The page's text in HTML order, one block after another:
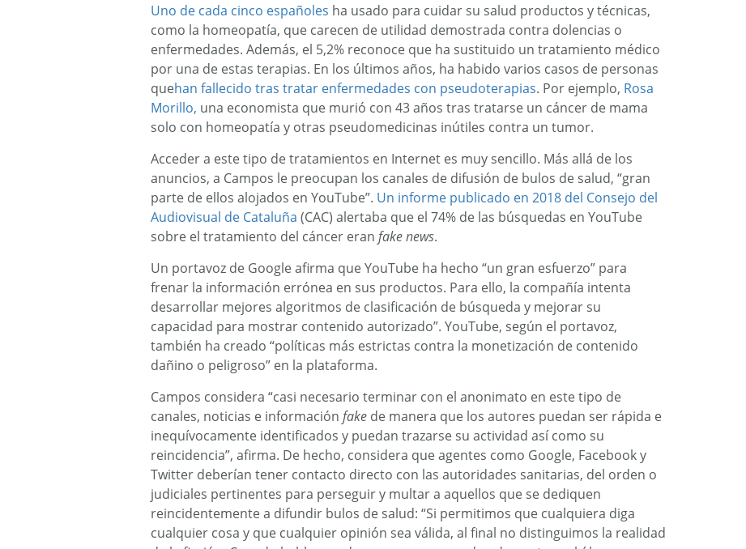
Uno de cada cinco españoles ha usado para cuidar su salud productos y técnicas,
como la homeopatía, que carecen de utilidad demostrada contra dolencias o
enfermedades. Además, el 5,2% reconoce que ha sustituido un tratamiento médico
por una de estas terapias. En los últimos años, ha habido varios casos de personas
quehan fallecido tras tratar enfermedades con pseudoterapias. Por ejemplo, Rosa
Morillo, una economista que murió con 43 años tras tratarse un cáncer de mama
solo con homeopatía y otras pseudomedicinas inútiles contra un tumor.
Acceder a este tipo de tratamientos en Internet es muy sencillo. Más allá de los
anuncios, a Campos le preocupan los canales de difusión de bulos de salud, “gran
parte de ellos alojados en YouTube”. Un informe publicado en 2018 del Consejo del
Audiovisual de Cataluña (CAC) alertaba que el 74% de las búsquedas en YouTube
sobre el tratamiento del cáncer eran fake news.
Un portavoz de Google afirma queYouTube ha hecho “un gran esfuerzo” para
frenar la información errónea en sus productos. Para ello, la compañía intenta
desarrollar mejores algoritmos de clasificación de búsqueda y mejorar su
capacidad para mostrar contenido autorizado”. YouTube, según el portavoz,
también ha creado “políticas más estrictas contra la monetización de contenido
dañino o peligroso” en la plataforma.
Campos considera “casi necesario terminar con el anonimato en este tipo de
canales, noticias e información fake de manera que los autores puedan ser rápida e
inequívocamente identificados y puedan trazarse su actividad así como su
reincidencia”, afirma. De hecho, considera que agentes como Google, Facebook y
Twitter deberían tener contacto directo con las autoridades sanitarias, del orden o
judiciales pertinentes para perseguir y multar a aquellos que se dediquen
reincidentemente a difundir bulos de salud: “Si permitimos que cualquiera diga
cualquier cosa y que cualquier opinión sea válida, al final no distinguimos la realidad